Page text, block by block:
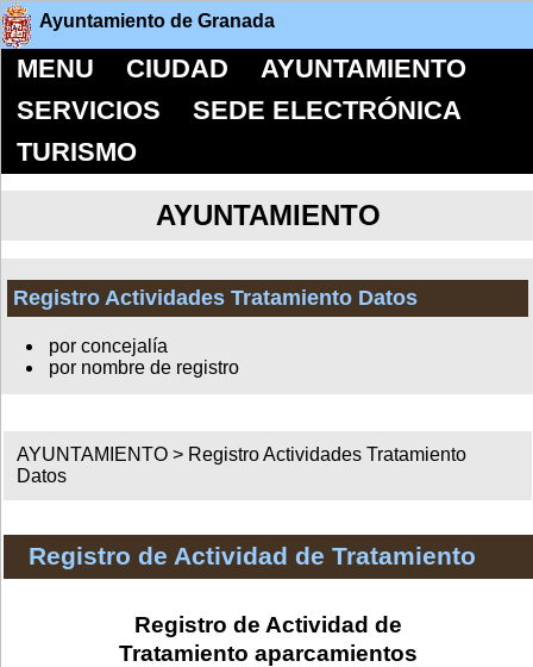
Ayuntamiento de Granada
MENU CIUDAD
AYUNTAMIENTO
SERVICIOS
SEDE ELECTRÓNICA
TURISMO
AYUNTAMIENTO
Registro Actividades Tratamiento Datos
por concejalía
por nombre de registro
AYUNTAMIENTO > Registro Actividades Tratamiento
Datos
Registro de Actividad de Tratamiento
Registro de Actividad de
Tratamiento aparcamientos